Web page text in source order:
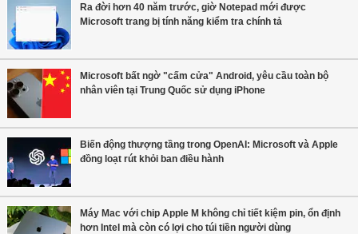
Ra đời hơn 40 năm trước, giờ Notepad mới được
Microsoft trang bị tính năng kiểm tra chính tả
Microsoft bất ngờ "cấm cửa" Android, yêu cầu toàn bộ
nhân viên tại Trung Quốc sử dụng iPhone
Biến động thượng tầng trong OpenAI: Microsoft và Apple
đồng loạt rút khỏi ban điều hành
Máy Mac với chip Apple M không chỉ tiết kiệm pin, ổn định
hơn Intel mà còn có lợi cho túi tiền người dùng